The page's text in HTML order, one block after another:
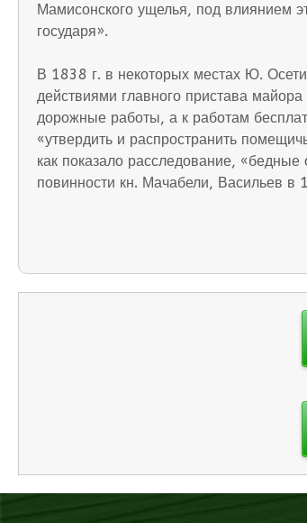
Мамисонского ущелья, под влиянием
государя».
В 1838 г. в некоторых местах Ю.
действиями главного пристава
дорожные работы, а к работам
«утвердить и распространить
как показало расследование,
повинности кн. Мачабели, Васильев в